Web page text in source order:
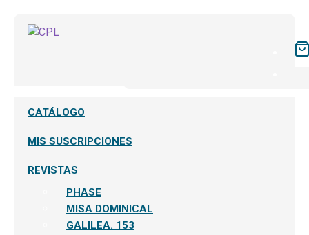
CATÁLOGO
MIS SUSCRIPCIONES
REVISTAS
PHASE
MISA DOMINICAL
GALILEA. 153